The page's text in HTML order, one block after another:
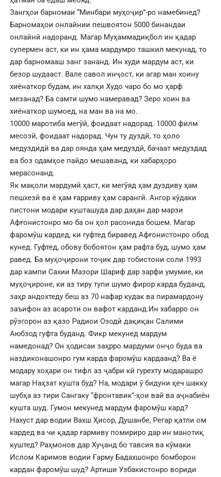
Зангҳои барномаи “Минбари муҳоҷир”-ро намебинед?
Барномаҳои онлайнии пешвоятон 5000 бинандаи
онлайнӣ надоранд. Магар Муҳаммадиқбол ин қадар
супермен аст, ки ин ҳама мардумро ташкил мекунад, то
дар барномааш занг зананд. Ин худи мардум аст, ки
безор шудааст. Вале савол инҷост, ки агар ман хоину
хиёнаткор будам, ин халқи Худо чаро бо мо ҳарф
мезанад? Ба самти шумо намеравад? Зеро хоин ва
хиёнаткор шумоед, на ман ва на мо.
10000 маротиба мегӯӣ, фоидаат надорад. 10000 филм
месозӣ, фоидаат надорад. Чун ту дуздӣ, то ҳоло
медуздидӣ ва дар оянда ҳам медуздӣ, бачаат медуздад
ва боз одамҳое пайдо мешаванд, ки хабарҳоро
мерасонанд.
Як мақоли мардумӣ ҳаст, ки мегӯяд ҳам дуздиву ҳам
пешхезӣ ва ё ҳам ғарриву ҳам сарангӣ. Ангор кӯдаки
пистони модари кушташуда дар даҳан дар марзи
Афғонистонро мо ба он ҳол расонида бошем. Магар
фаромӯш кардед, ки гуфтед биравед Афғонистонро обод
кунед. Гуфтед, обову бобоятон ҳам рафта буд, шумо ҳам
равед. Ба муҳоҷирони тоҷик дар тобистони соли 1993
дар кампи Сахии Мазори Шариф дар зарфи умумие, ки
муҳоҷироне, ки аз тиру тупи шумо фирор карда буданд,
заҳр андохтеду беш аз 70 нафар кудак ва пирамардону
заъифон аз асароти он вафот карданд.Ин хабарро он
рӯзгорон аз қазо Радиои Озодӣ дақиқан Салими
Аюбзод гуфта буданд. Фикр мекунед мардум
намедонад? Он ҳодисаи заҳрро мардуми онҷо буда ва
наздиконашонро гум карда фаромӯш кардаанд? Ва ё
модару хоҳари он тифл аз ҷабри кӣ гурехту модарашро
магар Наҳзат кушта буд? На, модари ӯ бидуни ҳеч шакку
шубҳа аз тири Сангаку “фронтавик”-ҳои вай ва аҷнабиён
кушта шуд. Гумон мекунед мардум фаромӯш кард?
Нахуст дар водии Вахш Ҳисор, Душанбе, Регар қатли ом
кардед ва чи қадар ғармиву помириро дар ин манотиқ
куштед? Раҳмонов дар Хуҷанд бо тавсия ва кӯмаки
Ислом Каримов водии Ғарму Бадахшонро бомборон
кардан фаромӯш шуд? Артиши Узбакистонро вориди